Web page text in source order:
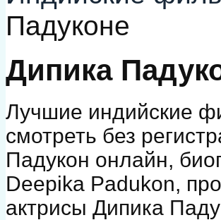
Падуконе
Дипика
Лучшие индийские
смотреть без
Падукон онлайн,
Deepika Padukon,
актрисы Дипика